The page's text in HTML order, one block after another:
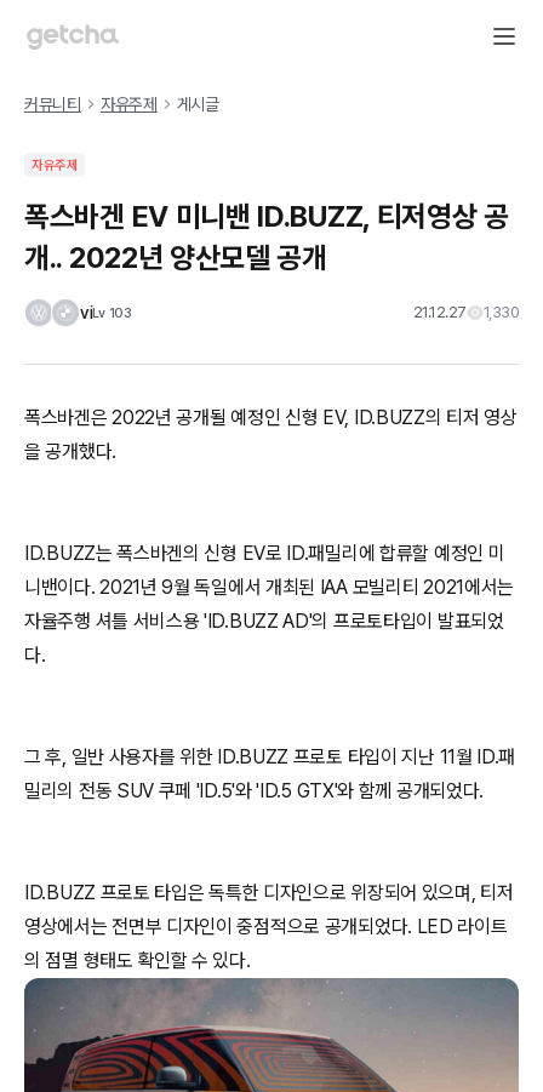
커뮤니티 자유주제 게시글
자유주제
폭스바겐 EV 미니밴 ID.BUZZ, 티저영상 공
개.. 2022년 양산모델 공개
viLv 103 21.12.27 1,330
폭스바겐은 2022년 공개될 예정인 신형 EV, ID.BUZZ의 티저 영상
을 공개했다.
ID.BUZZ는 폭스바겐의 신형 EV로 ID.패밀리에 합류할 예정인 미
니밴이다. 2021년 9월 독일에서 개최된 IAA 모빌리티 2021에서는
자율주행 셔틀 서비스용 'ID.BUZZ AD'의 프로토타입이 발표되었
다.
그 후, 일반 사용자를 위한 ID.BUZZ 프로토 타입이 지난 11월 ID.패
밀리의 전동 SUV 쿠페 'ID.5'와 'ID.5 GTX'와 함께 공개되었다.
ID.BUZZ 프로토 타입은 독특한 디자인으로 위장되어 있으며, 티저
영상에서는 전면부 디자인이 중점적으로 공개되었다. LED 라이트
의 점멸 형태도 확인할 수 있다. ​